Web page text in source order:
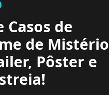
Casos de
de Mistério
Pôster e